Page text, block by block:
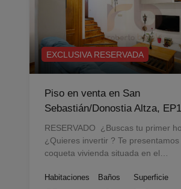
EXCLUSIVA RESERVADA
Piso en venta en San
Sebastián/Donostia Altza,
RESERVADO ¿Buscas tu primer
¿Quieres invertir ? Te presentamos
coqueta vivienda situada en el…
Habitaciones Baños Superficie